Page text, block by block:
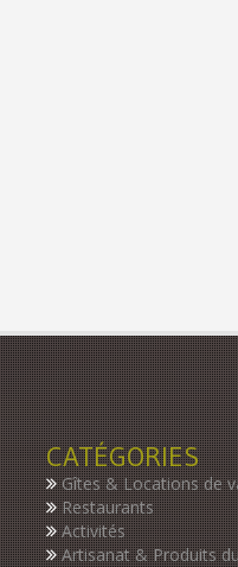
CATÉGORIES
Gîtes & Locations de
Restaurants
Activités
Artisanat & Produits